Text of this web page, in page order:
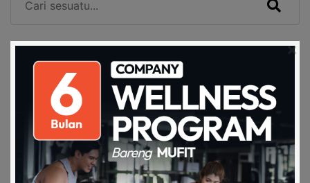
Wellness program terbukti bisa
menurunkan kla…
20 Dec 2023
Monitoring dan Evaluasi Kesehatan
Itu Sama Pe…